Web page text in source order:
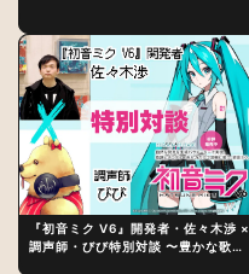
『初音ミク V6』開発者・佐々木渉 ×
調声師・びび特別対談 〜豊かな歌声